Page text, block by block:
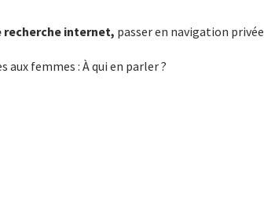
recherche internet, passer en navigation privée
femmes : À qui en parler ?